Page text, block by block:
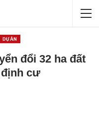
DỰ ÁN
đổi 32 ha đất
cư